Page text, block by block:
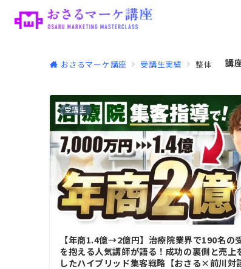
講
おさるマーケ講座 受講生実績 整体
受講生
【年商1.4億→2億円】治療院業界で190名の
を抱える人気講師が語る！成功の裏側と売上
したハイブリッド集客戦略【おさる×前川対